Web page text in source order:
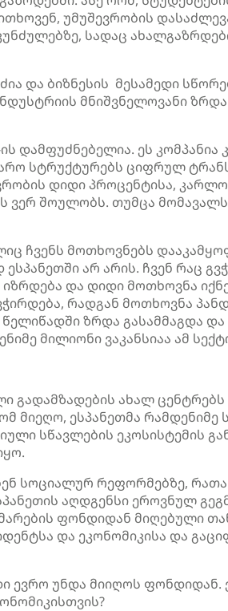
უმუშევრობის
სადაც
და ბიზნესის მესამედი
მნიშვნელოვანი
დამფუძნებელია. ეს კომპანია
სტრუქტურებს ციფრულ
დიდი პროცენტისა,
ვერ შოულობს. თუმცა
ჩვენს მოთხოვნებს
არ არის. ჩვენ რაც
და დიდი მოთხოვნა
რადგან მოთხოვნა
ზრდა გასამმაგდა
მილიონი ვაკანსიაა ამ
ახალ ცენტრებს
მიეღო, ესპანეთმა რამდენიმე
სწავლების ეკოსისტემის
სოციალურ რეფორმებზე,
აღდგენსი ეროვნულ
ფონდიდან მიღებული
და ეკონომიკისა და
ევრო უნდა მიიღოს ფონდიდან.